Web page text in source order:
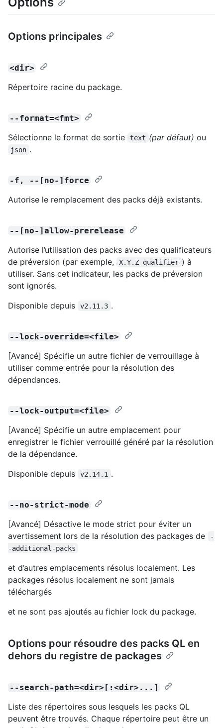
Options principales
<dir>
Répertoire racine du package.
--format=<fmt>
Sélectionne le format de sortie text (par défaut) ou
json .
-f, --[no-]force
Autorise le remplacement des packs déjà existants.
--[no-]allow-prerelease
Autorise l’utilisation des packs avec des qualificateurs
de préversion (par exemple,
X.Y.Z-qualifier ) à
utiliser. Sans cet indicateur, les packs de préversion
sont ignorés.
Disponible depuis
v2.11.3 .
--lock-override=<file>
[Avancé] Spécifie un autre fichier de verrouillage à
utiliser comme entrée pour la résolution des
dépendances.
--lock-output=<file>
[Avancé] Spécifie un autre emplacement pour
enregistrer le fichier verrouillé généré par la résolution
de la dépendance.
Disponible depuis
v2.14.1 .
--no-strict-mode
[Avancé] Désactive le mode strict pour éviter un
avertissement lors de la résolution des packages de
-
-additional-packs
et d’autres emplacements résolus localement. Les
packages résolus localement ne sont jamais
téléchargés
et ne sont pas ajoutés au fichier lock du package.
Options pour résoudre des packs QL en
dehors du registre de packages
--search-path=<dir>[:<dir>...]
Liste des répertoires sous lesquels les packs QL
peuvent être trouvés. Chaque répertoire peut être un